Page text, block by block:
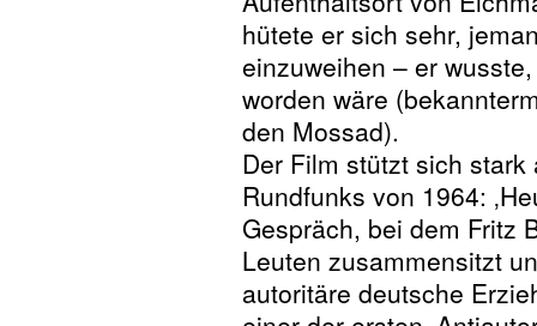
hütete er sich sehr,
einzuweihen – er
worden wäre
den Mossad).
Der Film stützt sich
Rundfunks von 1964:
Gespräch, bei dem Fritz
Leuten zusammensitzt
autoritäre deutsche